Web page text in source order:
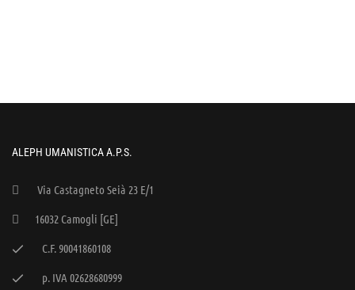
ALEPH UMANISTICA A.P.S.
Via Castagneto Seià 23 E/1
16032 Camogli [GE]
C.F. 90041860108
p. IVA 02628680999